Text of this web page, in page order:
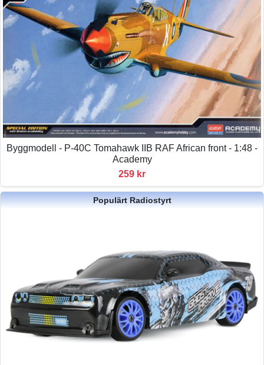
Byggmodell - P-40C Tomahawk IIB RAF African front - 1:48 -
Academy
259 kr
Populärt Radiostyrt